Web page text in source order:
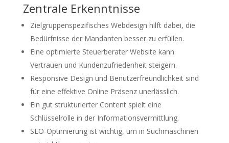
Zentrale Erkenntnisse
Zielgruppenspezifisches Webdesign hilft dabei, die
Bedürfnisse der Mandanten besser zu erfüllen.
Eine optimierte Steuerberater Website kann
Vertrauen und Kundenzufriedenheit steigern.
Responsive Design und Benutzerfreundlichkeit sind
für eine effektive Online Präsenz unerlässlich.
Ein gut strukturierter Content spielt eine
Schlüsselrolle in der Informationsvermittlung.
SEO-Optimierung ist wichtig, um in Suchmaschinen